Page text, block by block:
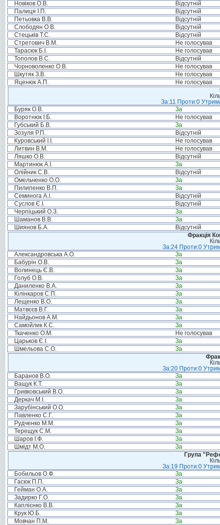
Новіков О.В.
Відсутній
Палиця І.П.
Відсутній
Петьовка В.В.
Відсутній
Слободян О.В.
Відсутній
Стецьків Т.С.
Відсутній
Стретович В.М.
Не голосував
Тарасюк Б.І.
Не голосував
Тополов В.С.
Відсутній
Чорноволенко О.В.
Не голосував
Шкутяк З.В.
Не голосував
Яценюк А.П.
Не голосував
За:11 Проти:0
Буряк О.В.
За
Воротнюк І.Б.
Не голосував
Губський Б.В.
За
Зозуля Р.П.
Відсутній
Куровський І.І.
Не голосував
Литвин В.М.
Не голосував
Ляшко О.В.
Відсутній
Мартинюк А.І.
За
Олійник С.В.
Відсутній
Омельченко О.О.
За
Пилипенко В.П.
За
Семинога А.І.
Відсутній
Суслов Є.І.
Відсутній
Черпіцький О.З.
За
Шаманов В.В.
За
Шиянов Б.А.
Відсутній
Фракція
За:24 Проти:0
Александровська А.О.
За
Бабурін О.В.
За
Волинець Є.В.
За
Голуб О.В.
За
Даниленко В.А.
За
Кілінкаров С.П.
За
Лещенко В.О.
За
Матвєєв В.Г.
За
Найдьонов А.М.
За
Самойлик К.С.
За
Ткаченко О.М.
Не голосував
Царьков Є.І.
За
Шмельова С.О.
За
За:20 Проти:0
Баранов В.О.
За
Ващук К.Т.
За
Гривковський В.О.
За
Деркач М.І.
За
Зарубінський О.О.
За
Павленко С.Г.
За
Рудченко М.М.
За
Терещук С.М.
За
Шаров І.Ф.
За
Шмідт М.О.
За
Група
За:19 Проти:0
Бобильов О.Ф.
За
Гасюк П.П.
За
Гейман О.А.
За
Задирко Г.О.
За
Каплієнко В.В.
За
Крук Ю.Б.
За
Мовчан П.М.
За